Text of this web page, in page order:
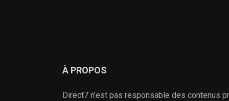
À PROPOS
Direct7 n’est pas responsable des contenus